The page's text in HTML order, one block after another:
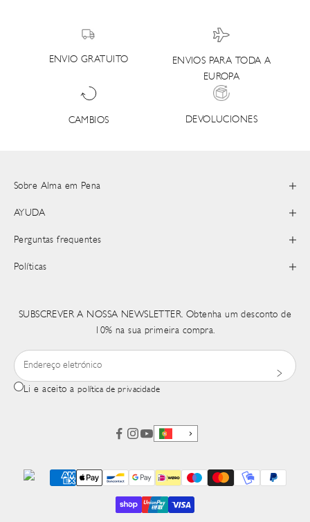
ENVIO GRATUITO
ENVIOS PARA TODA A
EUROPA
CAMBIOS DEVOLUCIONES
Sobre Alma em Pena
AYUDA
Perguntas frequentes
Políticas
SUBSCREVER A NOSSA NEWSLETTER. Obtenha um desconto de
10% na sua primeira compra.
Li e aceito a política de privacidade